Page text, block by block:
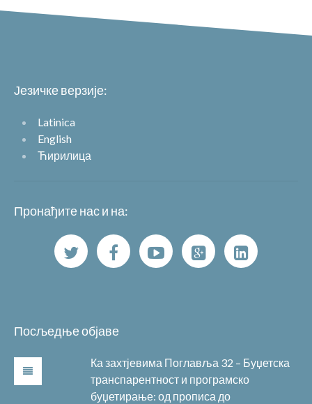
Језичке верзије:
Latinica
English
Ћирилица
Пронађите нас и на:
Посљедње објаве
Ка захтјевима Поглавља 32 – Буџетска
транспарентност и програмско
буџетирање: од прописа до